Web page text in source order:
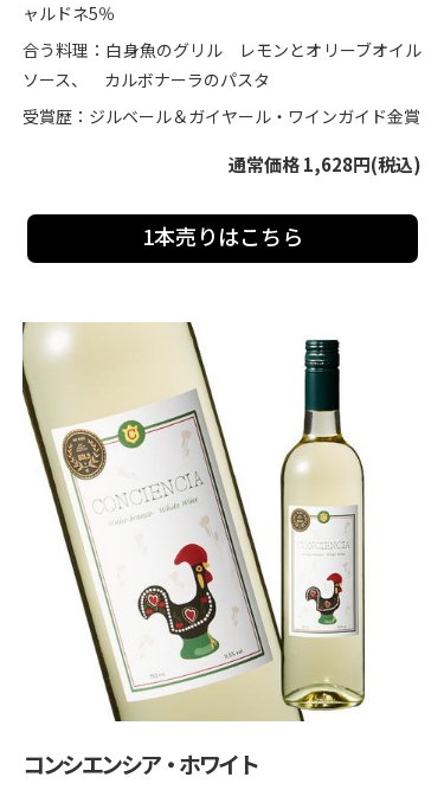
ャルドネ5％
合う料理：白身魚のグリル レモンとオリーブオイル
ソース、 カルボナーラのパスタ
受賞歴：ジルベール＆ガイヤール・ワインガイド金賞
通常価格 1,628円(税込)
1本売りはこちら
コンシエンシア・ホワイト